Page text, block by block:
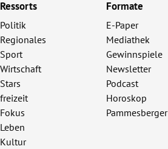
Ressorts
Politik
Regionales
Sport
Wirtschaft
Stars
freizeit
Fokus
Leben
Kultur
Formate
E-Paper
Mediathek
Gewinnspiele
Newsletter
Podcast
Horoskop
Pammesberger